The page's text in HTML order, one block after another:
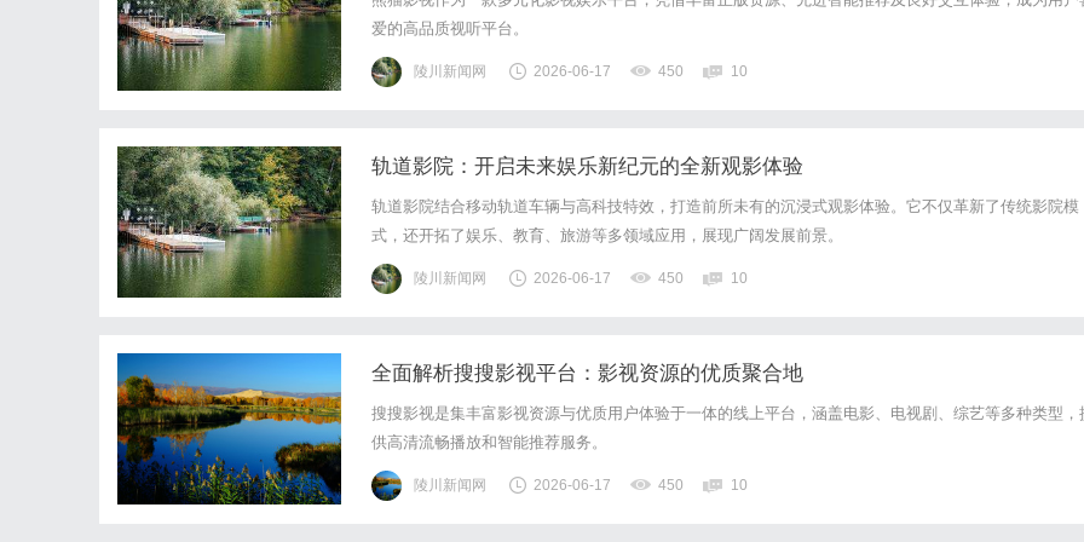
爱的高品质视听平台。
陵川新闻网 2026-06-17 450 10
轨道影院：开启未来娱乐新纪元的全新观影体验
轨道影院结合移动轨道车辆与高科技特效，打造前所未有的沉浸式观影体验。它不仅革新了传统影院模
式，还开拓了娱乐、教育、旅游等多领域应用，展现广阔发展前景。
陵川新闻网 2026-06-17 450 10
全面解析搜搜影视平台：影视资源的优质聚合地
搜搜影视是集丰富影视资源与优质用户体验于一体的线上平台，涵盖电影、电视剧、综艺等多种类型，
供高清流畅播放和智能推荐服务。
陵川新闻网 2026-06-17 450 10